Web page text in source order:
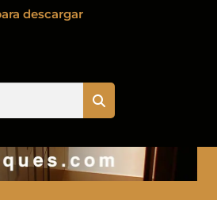
descargar